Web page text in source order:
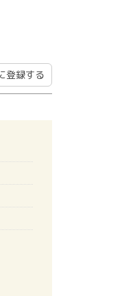
登録する